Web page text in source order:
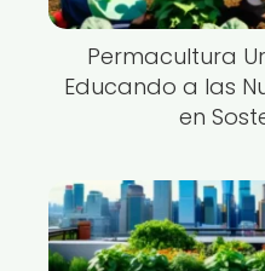
Permacultura
Educando a las
en